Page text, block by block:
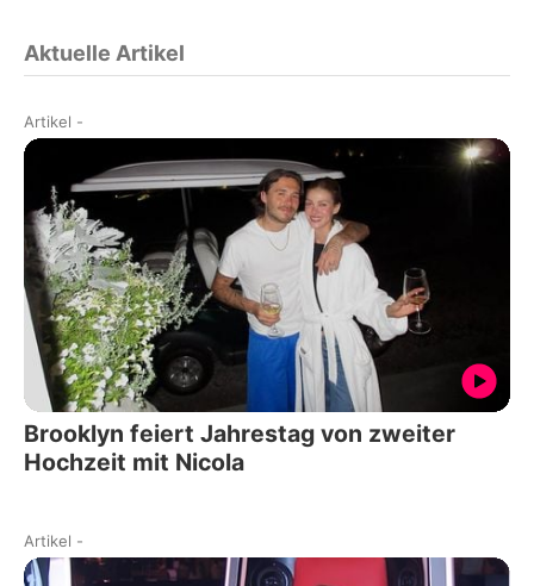
Aktuelle Artikel
Artikel -
Brooklyn feiert Jahrestag von zweiter
Hochzeit mit Nicola
Artikel -